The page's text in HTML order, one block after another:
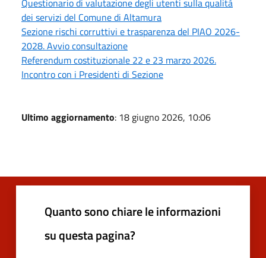
dei servizi del Comune di Altamura
Sezione rischi corruttivi e trasparenza del PIAO 2026-
2028. Avvio consultazione
Referendum costituzionale 22 e 23 marzo 2026.
Incontro con i Presidenti di Sezione
Ultimo aggiornamento: 18 giugno 2026, 10:06
Quanto sono chiare le informazioni
su questa pagina?